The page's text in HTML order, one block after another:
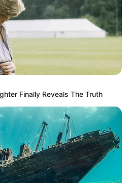
Finally Reveals The Truth